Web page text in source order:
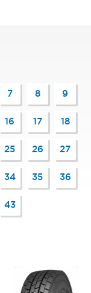
7 8 9
16 17 18
25 26 27
34 35 36
43